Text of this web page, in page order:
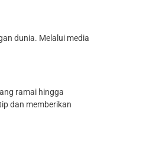
dunia. Melalui media
ramai hingga
dan memberikan